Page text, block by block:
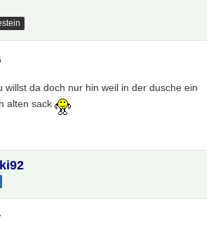
willst da doch nur hin weil in der dusche ein
alten sack